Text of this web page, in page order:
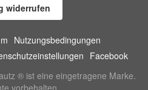
widerrufen
Nutzungsbedingungen
Facebook
® ist eine eingetragene Marke.
vorbehalten.